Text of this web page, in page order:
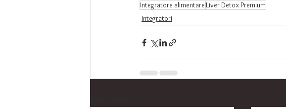
Integratore alimentare Liver Detox Premium
Integratori